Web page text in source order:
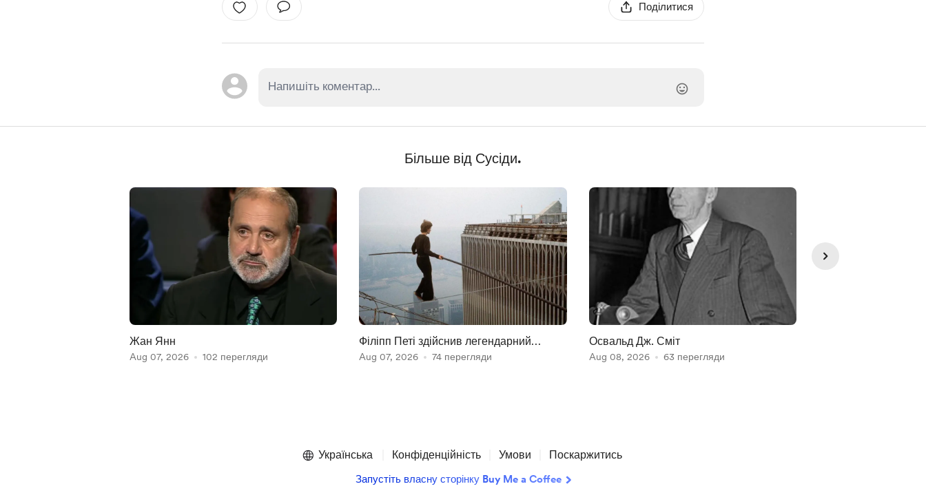
Поділитися
Більше від Сусіди.
Жан Янн
Aug 07, 2026 102 перегляди
Філіпп Петі здійснив легендарний
перехід
Aug 07, 2026 74 перегляди
Освальд Дж. Сміт
Aug 08, 2026 63 перегляди
Українська Конфіденційність Умови Поскаржитись
Запустіть власну сторінку Buy Me a Coffee